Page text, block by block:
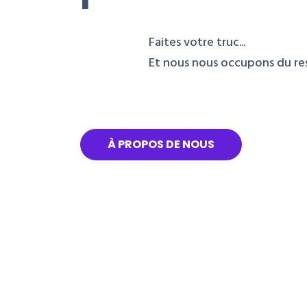
Faites votre truc...
Et nous nous occupons du
À PROPOS DE NOUS